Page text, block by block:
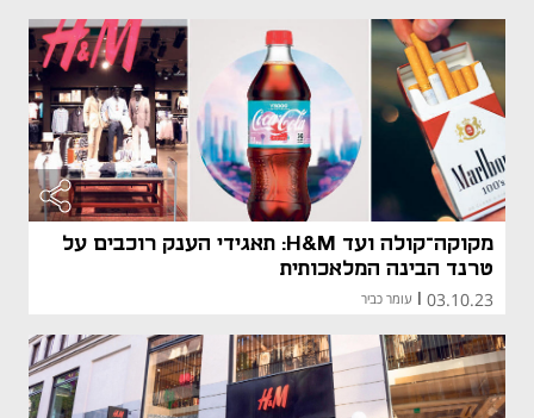
מקוקה־קולה ועד H&M: תאגידי הענק רוכבים על
טרנד הבינה המלאכותית
03.10.23 עומר כביר